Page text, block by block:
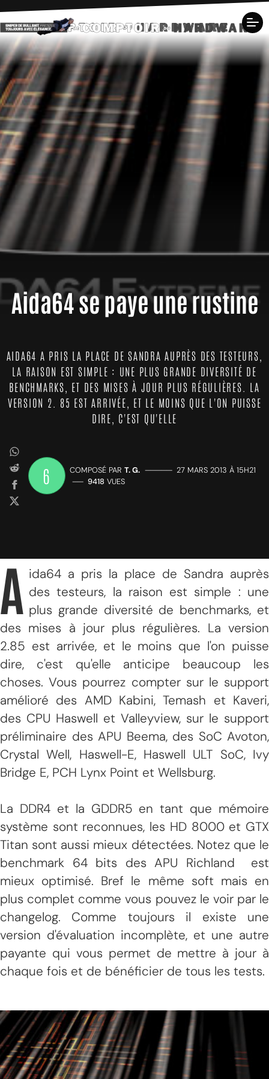
Aida64 se paye une rustine
AIDA64 A PRIS LA PLACE DE SANDRA AUPRÈS DES TESTEURS,
LA RAISON EST SIMPLE : UNE PLUS GRANDE DIVERSITÉ DE
BENCHMARKS, ET DES MISES À JOUR PLUS RÉGULIÈRES. LA
VERSION 2. 85 EST ARRIVÉE, ET LE MOINS QUE L'ON PUISSE
DIRE, C'EST QU'ELLE
6 COMPOSÉ PAR T. G. ————— 27 MARS 2013 À 15H21
—— 9418 VUES
A ida64 a pris la place de Sandra auprès
des testeurs, la raison est simple : une
plus grande diversité de benchmarks, et
des mises à jour plus régulières. La version
2.85 est arrivée, et le moins que l'on puisse
dire, c'est qu'elle anticipe beaucoup les
choses. Vous pourrez compter sur le support
amélioré des AMD Kabini, Temash et Kaveri,
des CPU Haswell et Valleyview, sur le support
préliminaire des APU Beema, des SoC Avoton,
Crystal Well, Haswell-E, Haswell ULT SoC, Ivy
Bridge E, PCH Lynx Point et Wellsburg.
La DDR4 et la GDDR5 en tant que mémoire
système sont reconnues, les HD 8000 et GTX
Titan sont aussi mieux détectées. Notez que le
benchmark 64 bits des APU Richland est
mieux optimisé. Bref le même soft mais en
plus complet comme vous pouvez le voir par le
changelog. Comme toujours il existe une
version d'évaluation incomplète, et une autre
payante qui vous permet de mettre à jour à
chaque fois et de bénéficier de tous les tests.